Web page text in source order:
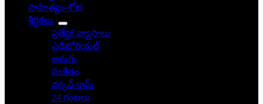
సాహిత్యం-శోభ
శీర్షికలు
ప్రత్యేక వ్యాసాలు
ఎడిటోరియల్
అరుగు
సంకేతం
దక్కన్.కామ్
24 గంటలు